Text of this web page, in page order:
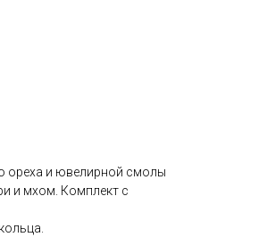
ореха и ювелирной смолы
и мхом. Комплект с